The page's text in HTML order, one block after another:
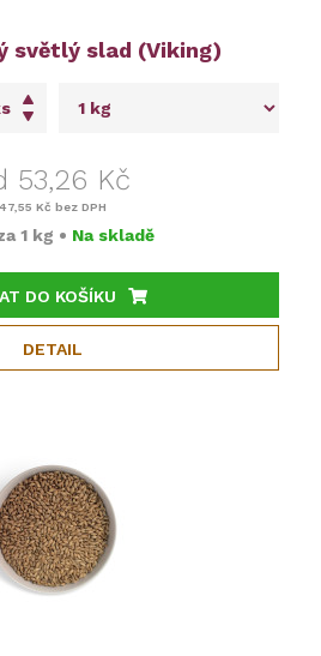
světlý slad (Viking)
53,26 Kč
47,55 Kč bez DPH
1 kg • Na skladě
DO KOŠÍKU
DETAIL